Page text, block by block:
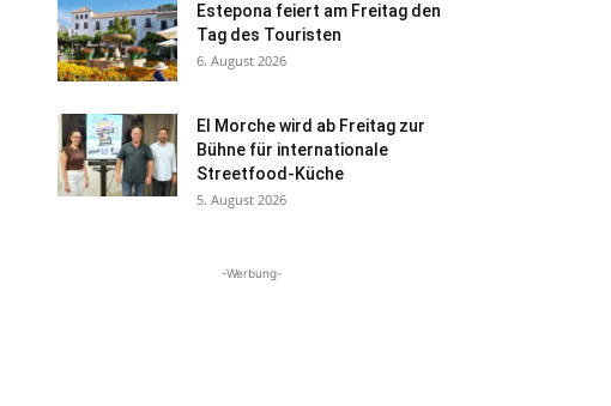
Estepona feiert am Freitag den
Tag des Touristen
6. August 2026
El Morche wird ab Freitag zur
Bühne für internationale
Streetfood-Küche
5. August 2026
-Werbung-